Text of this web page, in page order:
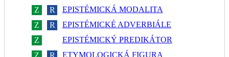
Z
R
EPISTÉMICKÁ MODALITA
Z
R
EPISTÉMICKÉ ADVERBIÁLE
Z
EPISTÉMICKÝ PREDIKÁTOR
Z
R
ETYMOLOGICKÁ FIGURA